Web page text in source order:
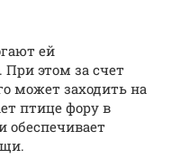
ей
этом за счет
может заходить на
птице фору в
обеспечивает